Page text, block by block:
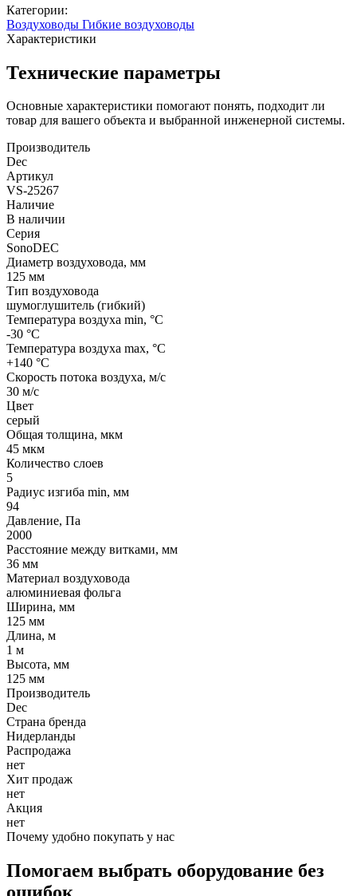
Категории:
Воздуховоды Гибкие воздуховоды
Характеристики
Технические параметры
Основные характеристики помогают понять, подходит ли
товар для вашего объекта и выбранной инженерной системы.
Производитель
Dec
Артикул
VS-25267
Наличие
В наличии
Серия
SonoDEC
Диаметр воздуховода, мм
125 мм
Тип воздуховода
шумоглушитель (гибкий)
Температура воздуха min, °С
-30 °С
Температура воздуха max, °С
+140 °С
Скорость потока воздуха, м/с
30 м/с
Цвет
серый
Общая толщина, мкм
45 мкм
Количество слоев
5
Радиус изгиба min, мм
94
Давление, Па
2000
Расстояние между витками, мм
36 мм
Материал воздуховода
алюминиевая фольга
Ширина, мм
125 мм
Длина, м
1 м
Высота, мм
125 мм
Производитель
Dec
Страна бренда
Нидерланды
Распродажа
нет
Хит продаж
нет
Акция
нет
Почему удобно покупать у нас
Помогаем выбрать оборудование без